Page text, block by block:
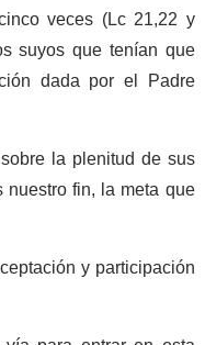
veces (Lc 21,22 y
suyos que tenían que
dada por el Padre
la plenitud de sus
fin, la meta que
y participación